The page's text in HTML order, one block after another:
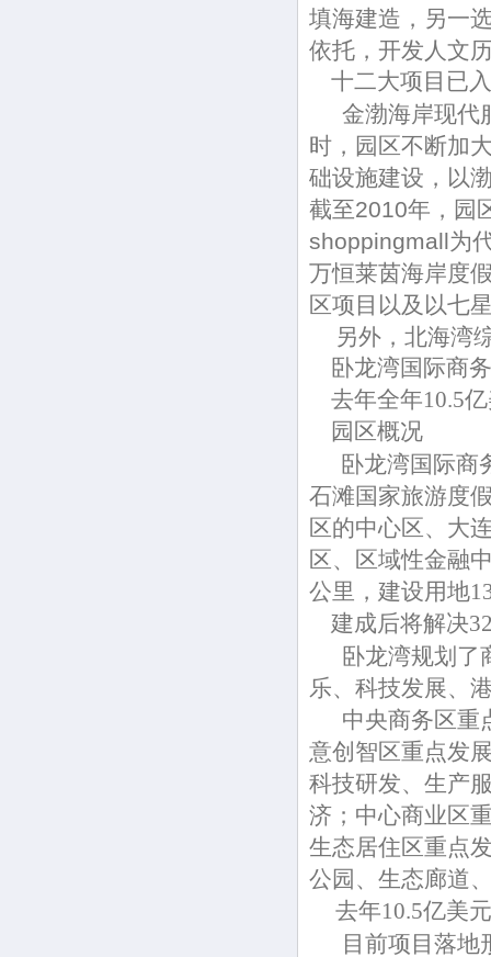
填海建造，另一
依托，开发人文
十二大项目已
金渤海岸现代
时，园区不断加
础设施建设，以
截至2010年，园
shoppingmall为
万恒莱茵海岸度
区项目以及以七
另外，北海湾
卧龙湾国际商
去年全年10.5
园区概况
卧龙湾国际商
石滩国家旅游度
区的中心区、大
区、区域性金融
公里，建设用地
建成后将解决
卧龙湾规划了
乐、科技发展、
中央商务区重
意创智区重点发
科技研发、生产
济；中心商业区
生态居住区重点
公园、生态廊道
去年10.5亿美
目前项目落地